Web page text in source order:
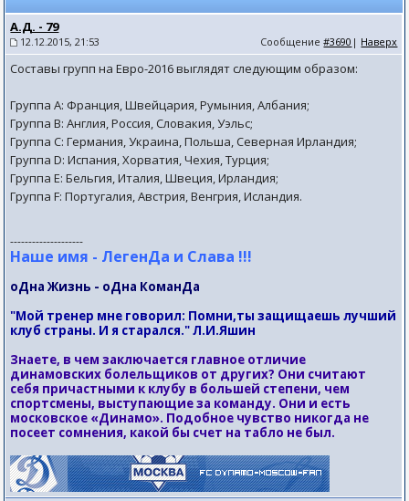
А.Д. - 79
12.12.2015, 21:53 Сообщение#3690 | Наверх
Составы групп на Евро-2016 выглядят следующим образом:
Группа А: Франция, Швейцария, Румыния, Албания;
Группа B: Англия, Россия, Словакия, Уэльс;
Группа С: Германия, Украина, Польша, Северная Ирландия;
Группа D: Испания, Хорватия, Чехия, Турция;
Группа Е: Бельгия, Италия, Швеция, Ирландия;
Группа F: Португалия, Австрия, Венгрия, Исландия.
--------------------
Наше имя - ЛегенДа и Слава !!!
оДна Жизнь - оДна КоманДа
"Мой тренер мне говорил: Помни,ты защищаешь лучший
клуб страны. И я старался." Л.И.Яшин
Знаете, в чем заключается главное отличие
динамовских болельщиков от других? Они считают
себя причастными к клубу в большей степени, чем
спортсмены, выступающие за команду. Они и есть
московское «Динамо». Подобное чувство никогда не
посеет сомнения, какой бы счет на табло не был.